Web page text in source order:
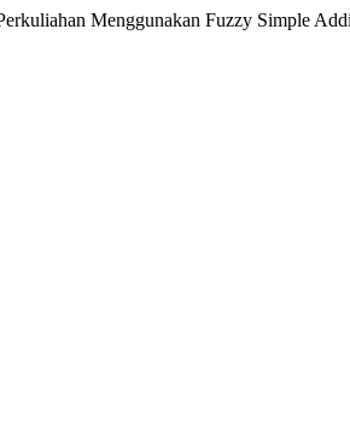
Menggunakan Fuzzy Simple